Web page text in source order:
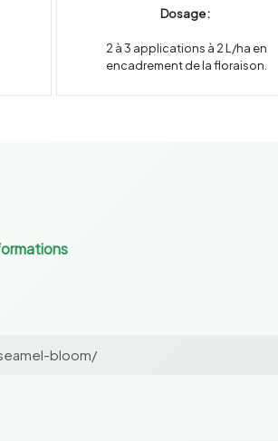
Dosage :
2 à 3 applications à 2 L/ha en
encadrement de la floraison.